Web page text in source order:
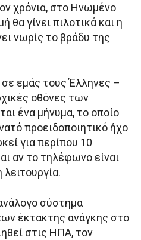
χρόνια, στο Ηνωμένο
θα γίνει πιλοτικά και η
νωρίς το βράδυ της
εμάς τους Έλληνες –
οθόνες των
ένα μήνυμα, το οποίο
προειδοποιητικό ήχο
για περίπου 10
αν το τηλέφωνο είναι
σύστημα
έκτακτης ανάγκης στο
στις ΗΠΑ, τον